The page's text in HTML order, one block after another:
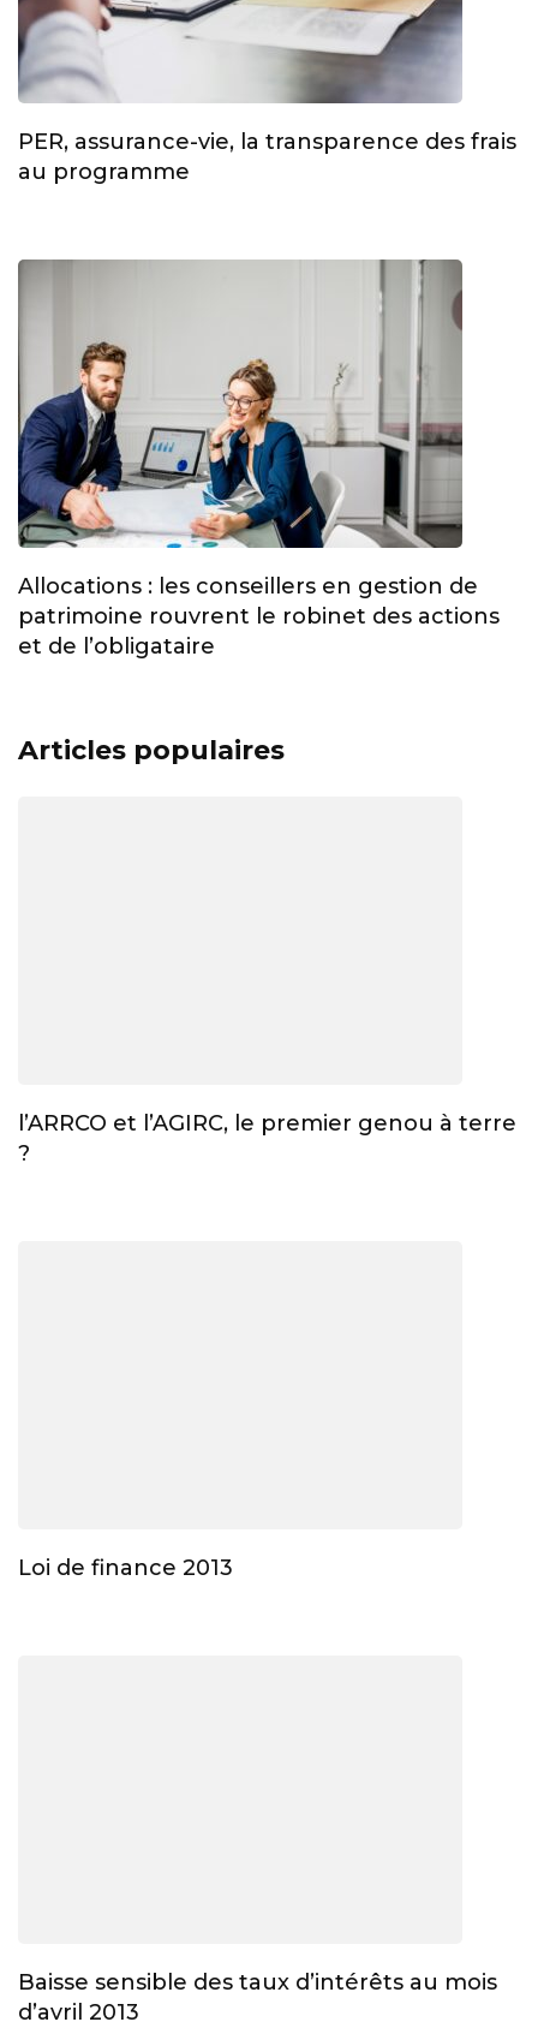
PER, assurance-vie, la transparence des frais
au programme
Allocations : les conseillers en gestion de
patrimoine rouvrent le robinet des actions
et de l’obligataire
Articles populaires
l’ARRCO et l’AGIRC, le premier genou à terre
?
Loi de finance 2013
Baisse sensible des taux d’intérêts au mois
d’avril 2013